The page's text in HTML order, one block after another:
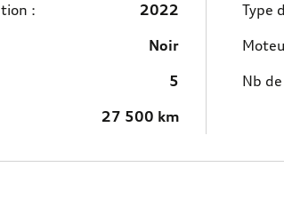
:
2022
Noir
5
27 500 km
Type
Nb